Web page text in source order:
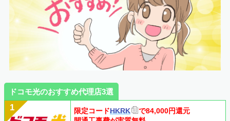
ドコモ光のおすすめ代理店3選
限定コードHKRK
で84,000円還元